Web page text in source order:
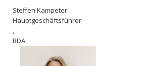
Steffen Kampeter
Hauptgeschäftsführer
,
BDA